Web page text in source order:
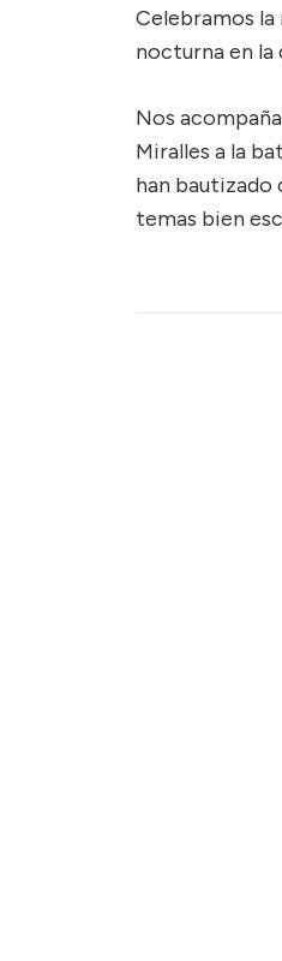
Celebramos
nocturna en la
Nos
Miralles a la
han bautizado
temas bien